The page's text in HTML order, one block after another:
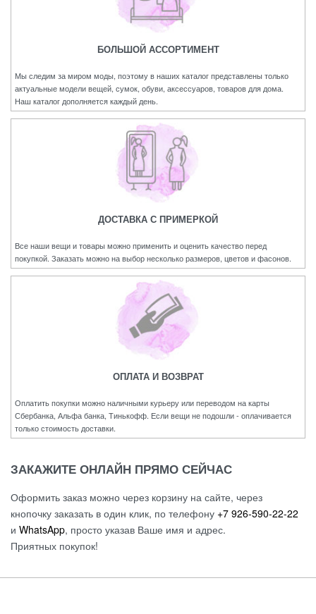
БОЛЬШОЙ АССОРТИМЕНТ
Мы следим за миром моды, поэтому в наших каталог представлены только
актуальные модели вещей, сумок, обуви, аксессуаров, товаров для дома.
Наш каталог дополняется каждый день.
ДОСТАВКА С ПРИМЕРКОЙ
Все наши вещи и товары можно применить и оценить качество перед
покупкой. Заказать можно на выбор несколько размеров, цветов и фасонов.
ОПЛАТА И ВОЗВРАТ
Оплатить покупки можно наличными курьеру или переводом на карты
Сбербанка, Альфа банка, Тинькофф. Если вещи не подошли - оплачивается
только стоимость доставки.
ЗАКАЖИТЕ ОНЛАЙН ПРЯМО СЕЙЧАС
Оформить заказ можно через корзину на сайте, через
кнопочку заказать в один клик, по телефону +7 926-590-22-22
и WhatsApp, просто указав Ваше имя и адрес.
Приятных покупок!